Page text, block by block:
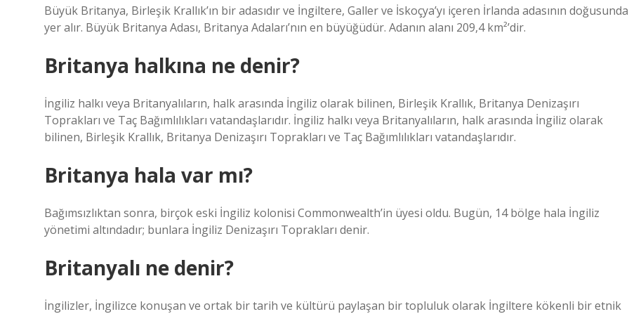
Büyük Britanya, Birleşik Krallık’ın bir adasıdır ve İngiltere, Galler ve İskoçya’yı içeren İrlanda adasının doğusunda
yer alır. Büyük Britanya Adası, Britanya Adaları’nın en büyüğüdür. Adanın alanı 209,4 km²’dir.
Britanya halkına ne denir?
İngiliz halkı veya Britanyalıların, halk arasında İngiliz olarak bilinen, Birleşik Krallık, Britanya Denizaşırı
Toprakları ve Taç Bağımlılıkları vatandaşlarıdır. İngiliz halkı veya Britanyalıların, halk arasında İngiliz olarak
bilinen, Birleşik Krallık, Britanya Denizaşırı Toprakları ve Taç Bağımlılıkları vatandaşlarıdır.
Britanya hala var mı?
Bağımsızlıktan sonra, birçok eski İngiliz kolonisi Commonwealth’in üyesi oldu. Bugün, 14 bölge hala İngiliz
yönetimi altındadır; bunlara İngiliz Denizaşırı Toprakları denir.
Britanyalı ne denir?
İngilizler, İngilizce konuşan ve ortak bir tarih ve kültürü paylaşan bir topluluk olarak İngiltere kökenli bir etnik